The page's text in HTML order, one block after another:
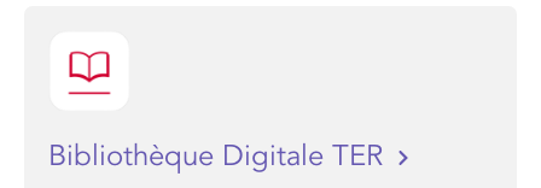
Bibliothèque Digitale TER